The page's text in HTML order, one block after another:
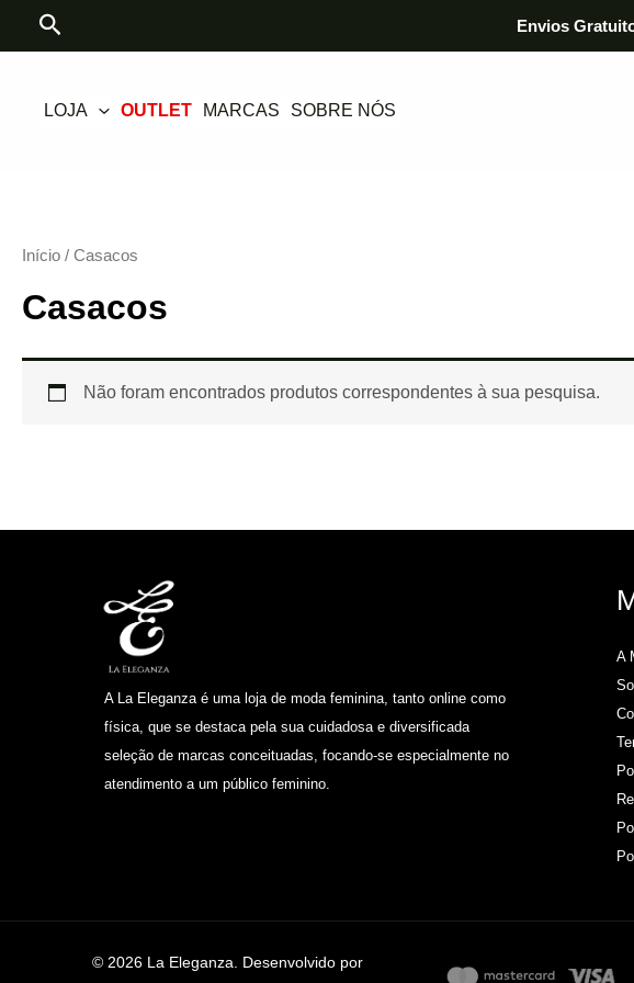
Search Envios
LOJA OUTLET MARCAS SOBRE NÓS
Início / Casacos
Casacos
Não foram encontrados produtos correspondentes à sua pesquisa.
A La Eleganza é uma loja de moda feminina, tanto online como
física, que se destaca pela sua cuidadosa e diversificada
seleção de marcas conceituadas, focando-se especialmente no
atendimento a um público feminino.
A
© 2026 La Eleganza. Desenvolvido por